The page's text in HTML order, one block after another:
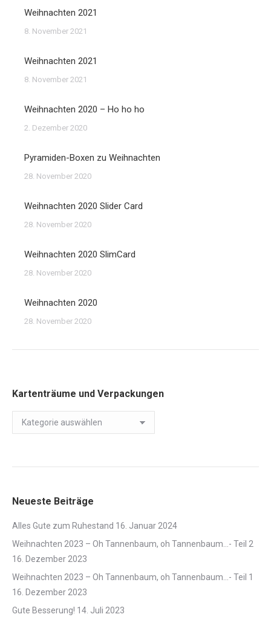
Weihnachten 2021
8. November 2021
Weihnachten 2021
8. November 2021
Weihnachten 2020 – Ho ho ho
2. Dezember 2020
Pyramiden-Boxen zu Weihnachten
28. November 2020
Weihnachten 2020 Slider Card
28. November 2020
Weihnachten 2020 SlimCard
28. November 2020
Weihnachten 2020
28. November 2020
Kartenträume und Verpackungen
Kartenträume
und
Neueste Beiträge
Alles Gute zum Ruhestand 16. Januar 2024
Weihnachten 2023 – Oh Tannenbaum, oh Tannenbaum…- Teil 2
16. Dezember 2023
Weihnachten 2023 – Oh Tannenbaum, oh Tannenbaum…- Teil 1
16. Dezember 2023
Gute Besserung! 14. Juli 2023